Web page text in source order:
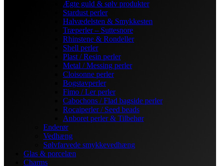
Ægte guld & sølv produkter
Stardust perler
Halvædelsten & Smykkesten
Træperler – Suttesnore
Rhinstene & Rondeller
Shell perler
Plast / Resin perler
Metal / Messing perler
Cloisonne perler
Bogstavperler
Fimo / Ler perler
Cabochons / Flad bagside perler
Rocaiperler / Seed beads
Anboret perler & Tilbehør
Enderør
Vedhæng
Sølvfarvede smykkevedhæng
Glas & porcelæn
Charms